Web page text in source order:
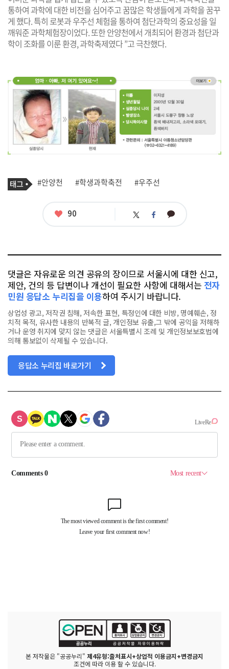
통하여 과학에 대한 비전을 심어주고 꿈많은 학생들에게 과학을 꿈꾸
게 했다. 특히 로봇과 우주선 체험을 통하여 첨단과학의 중요성을 일
깨워준 과학체험장이었다. 또한 안양천에서 개최되어 환경과 첨단과
학이 조화를 이룬 환경, 과학축제였다 ”고 극찬했다.
기
사
태
그
#안양천 #학생과학축전 #우주선
좋
90 트 페 카
댓글은 자유로운 의견 공유의 장이므로 서울시에 대한 신고,
제안, 건의 등 답변이나 개선이 필요한 사항에 대해서는 전자
민원 응답소 누리집을 이용하여 주시기 바랍니다.
상업성 광고, 저작권 침해, 저속한 표현, 특정인에 대한 비방, 명예훼손, 정
치적 목적, 유사한 내용의 반복적 글, 개인정보 유출,그 밖에 공익을 저해하
거나 운영 취지에 맞지 않는 댓글은 서울특별시 조례 및 개인정보보호법에
의해 통보없이 삭제될 수 있습니다.
응답소 누리집 바로가기
본 저작물은 "공공누리" 제4유형:출처표시+상업적 이용금지+변경금지
조건에 따라 이용 할 수 있습니다.